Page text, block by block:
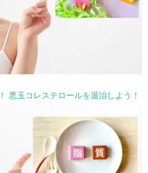
悪玉コレステロールを退治しよう！